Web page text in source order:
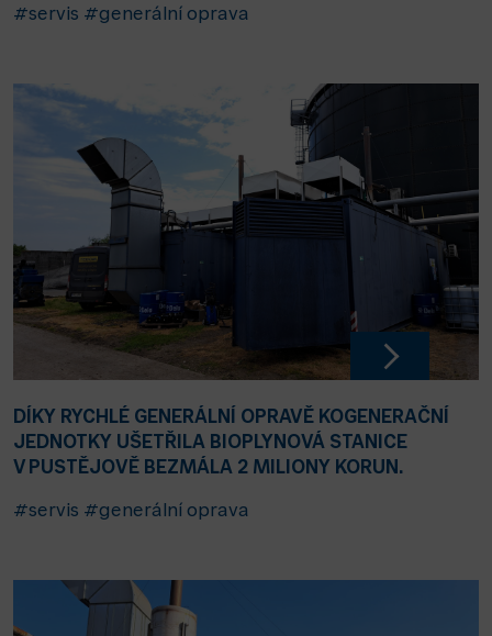
#servis #generální oprava
DÍKY RYCHLÉ GENERÁLNÍ OPRAVĚ KOGENERAČNÍ
JEDNOTKY UŠETŘILA BIOPLYNOVÁ STANICE
V PUSTĚJOVĚ BEZMÁLA 2 MILIONY KORUN.
#servis #generální oprava